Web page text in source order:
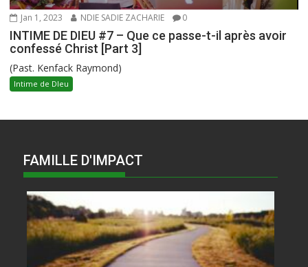
Jan 1, 2023 NDIE SADIE ZACHARIE 0
INTIME DE DIEU #7 – Que ce passe-t-il après avoir
confessé Christ [Part 3]
(Past. Kenfack Raymond)
Intime de DIeu
FAMILLE D'IMPACT